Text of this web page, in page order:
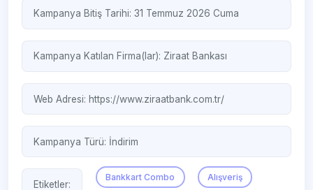
Kampanya Bitiş Tarihi: 31 Temmuz 2026 Cuma
Kampanya Katılan Firma(lar): Ziraat Bankası
Web Adresi:https://www.ziraatbank.com.tr/
Kampanya Türü: İndirim
Etiketler:
Bankkart Combo Alışveriş